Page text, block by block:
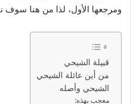
ومرجعها الأول، لذا من هنا
قبيلة الشيحي
من أين عائلة الشيحي
الشيحي وأصله
معجب بهذه: